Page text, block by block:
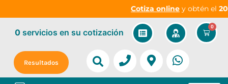
Cotiza onliney obtén el
0
0servicios en su cotización
Resultados